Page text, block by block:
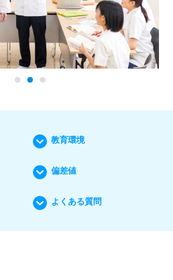
教育環境
偏差値
よくある質問